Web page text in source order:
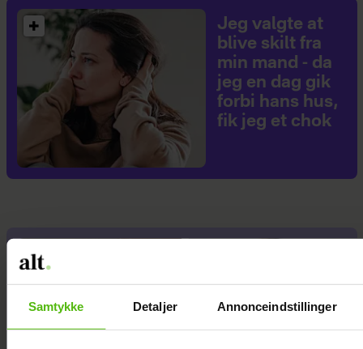
Samtykke Detaljer Annonceindstillinger
Jeg valgte at
blive skilt fra
min mand - da
jeg en dag gik
forbi hans hus,
fik jeg et chok